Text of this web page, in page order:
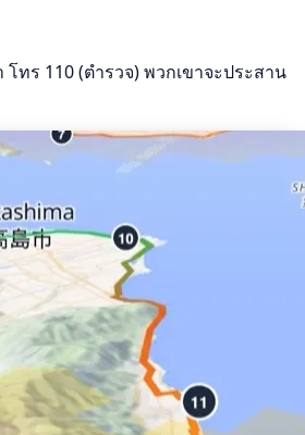
ทร 110 (ตำรวจ) พวกเขาจะประสาน